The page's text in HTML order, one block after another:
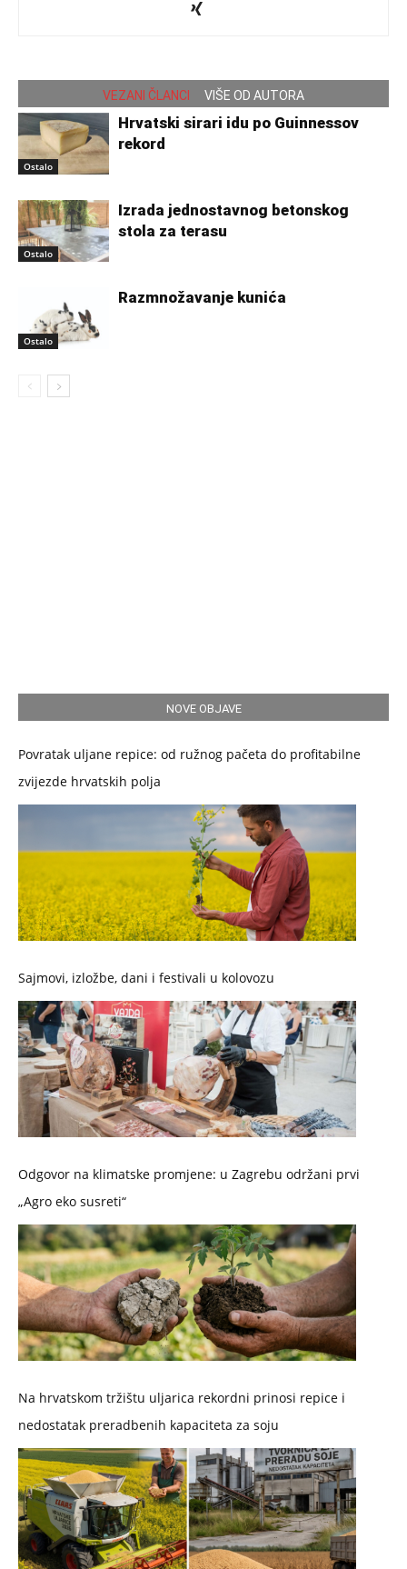
VEZANI ČLANCI VIŠE OD AUTORA
Ostalo
Hrvatski sirari idu po Guinnessov
rekord
Ostalo
Izrada jednostavnog betonskog
stola za terasu
Ostalo
Razmnožavanje kunića
NOVE OBJAVE
Povratak uljane repice: od ružnog pačeta do profitabilne
zvijezde hrvatskih polja
Sajmovi, izložbe, dani i festivali u kolovozu
Odgovor na klimatske promjene: u Zagrebu održani prvi
„Agro eko susreti“
Na hrvatskom tržištu uljarica rekordni prinosi repice i
nedostatak preradbenih kapaciteta za soju